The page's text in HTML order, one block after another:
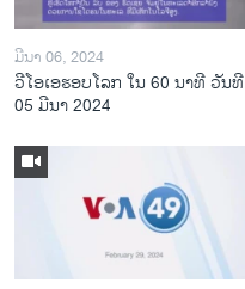
ມີນາ 06, 2024
ວີໂອເອຮອບໂລກ ໃນ 60 ນາທີ ວັນທີ
05 ມີນາ 2024